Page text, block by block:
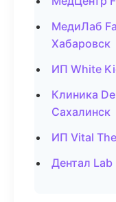
МедиЛаб
Хабаровск
ИП White
Клиника
Сахалинск
ИП Vital
Дентал